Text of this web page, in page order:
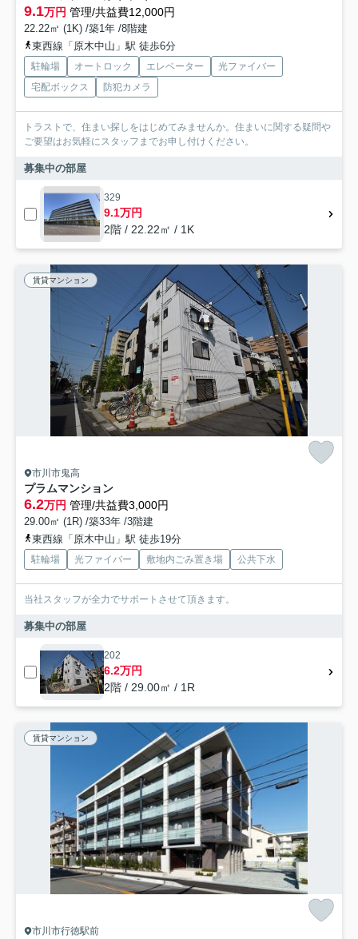
9.1万円 管理/共益費12,000円
22.22㎡ (1K) /築1年 /8階建
東西線「原木中山」駅 徒歩6分
駐輪場 オートロック エレベーター
光ファイバー
宅配ボックス
防犯カメラ
トラストで、住まい探しをはじめてみませんか。住まいに関する疑問や
ご要望はお気軽にスタッフまでお申し付けください。
募集中の部屋
329
9.1万円
2階 / 22.22㎡ / 1K
賃貸マンション
市川市鬼高
プラムマンション
6.2万円 管理/共益費3,000円
29.00㎡ (1R) /築33年 /3階建
東西線「原木中山」駅 徒歩19分
駐輪場 光ファイバー 敷地内ごみ置き場 公共下水
当社スタッフが全力でサポートさせて頂きます。
募集中の部屋
202
6.2万円
2階 / 29.00㎡ / 1R
賃貸マンション
市川市行徳駅前